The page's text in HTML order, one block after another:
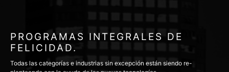
PROGRAMAS INTEGRALES DE
FELICIDAD.
Todas las categorías e industrias sin excepción están siendo re-